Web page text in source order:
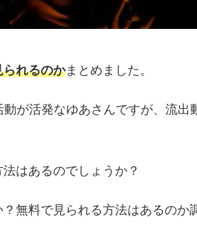
れるのかまとめました。
が活発なゆあさんですが、流出
はあるのでしょうか？
無料で見られる方法はあるのか